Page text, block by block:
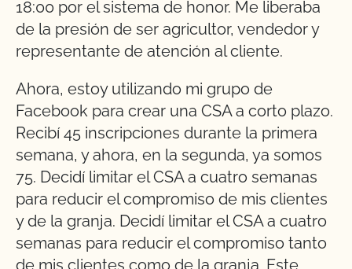
18:00 por el sistema de honor. Me liberaba
de la presión de ser agricultor, vendedor y
representante de atención al cliente.
Ahora, estoy utilizando mi grupo de
Facebook para crear una CSA a corto plazo.
Recibí 45 inscripciones durante la primera
semana, y ahora, en la segunda, ya somos
75. Decidí limitar el CSA a cuatro semanas
para reducir el compromiso de mis clientes
y de la granja. Decidí limitar el CSA a cuatro
semanas para reducir el compromiso tanto